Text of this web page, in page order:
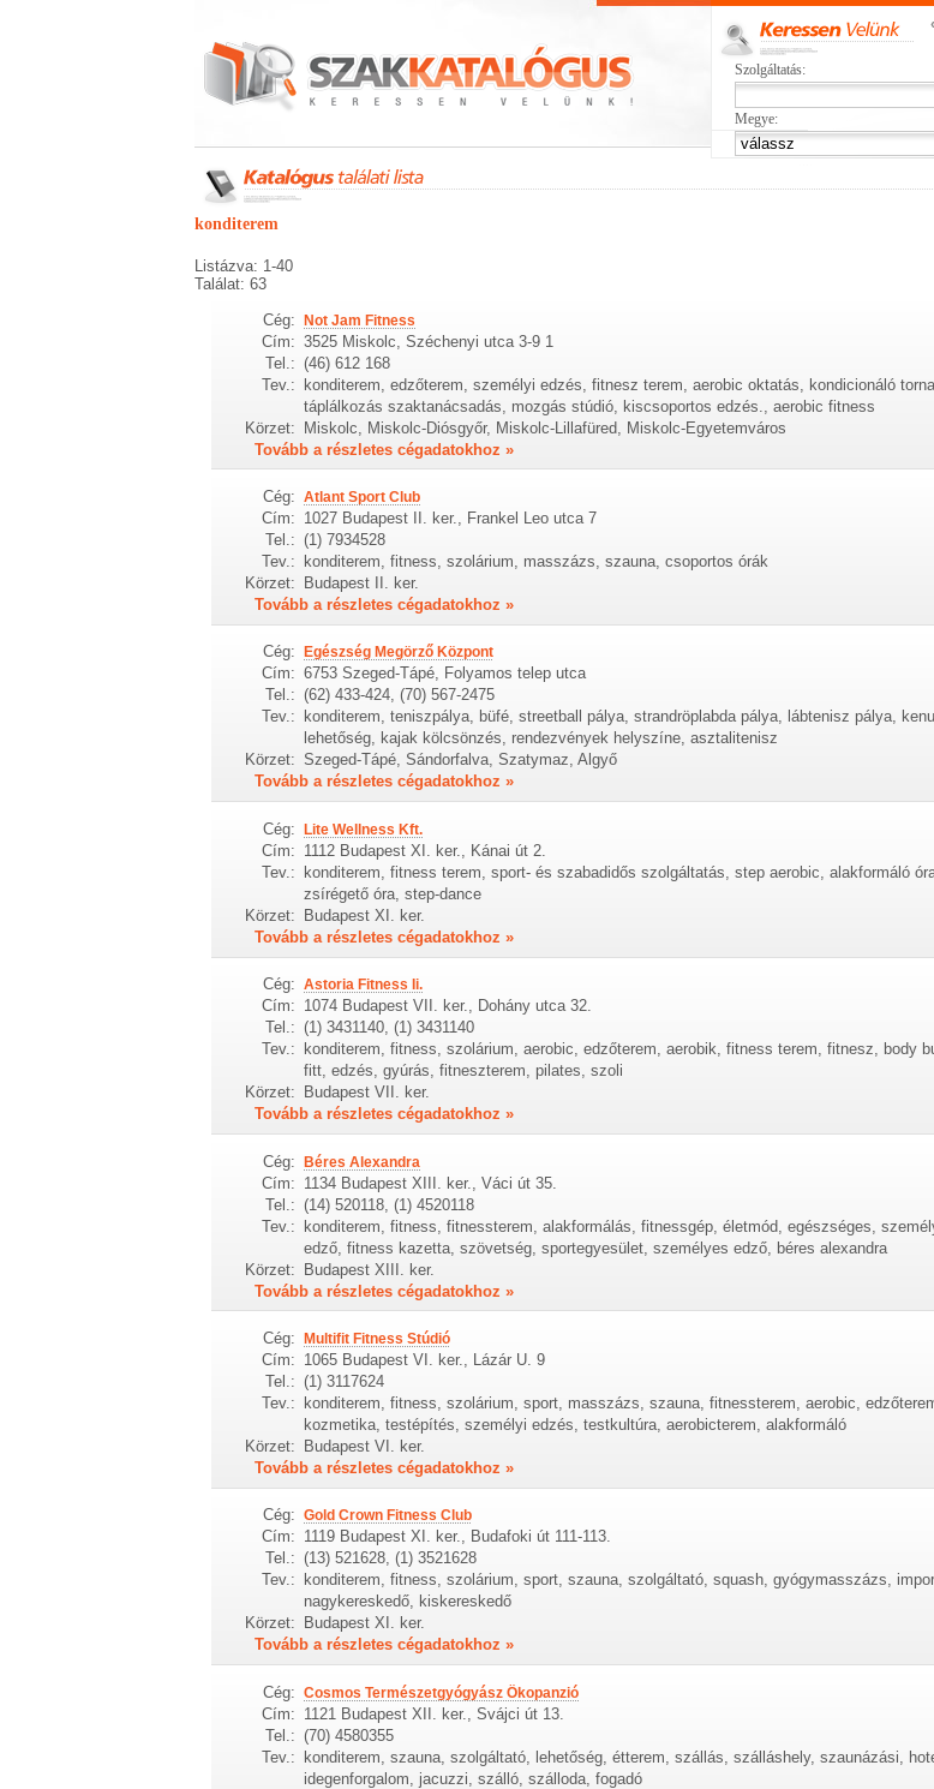
Szolgáltatás:
Megye:
konditerem
Listázva: 1-40
Találat: 63
Cég: Not Jam Fitness
Cím: 3525 Miskolc, Széchenyi utca 3-9 1
Tel.: (46) 612 168
Tev.: konditerem, edzőterem, személyi edzés, fitnesz terem, aerobic oktatás, kondicionáló torna,
táplálkozás szaktanácsadás, mozgás stúdió, kiscsoportos edzés., aerobic fitness
Körzet: Miskolc, Miskolc-Diósgyőr, Miskolc-Lillafüred, Miskolc-Egyetemváros
Tovább a részletes cégadatokhoz »
Cég: Atlant Sport Club
Cím: 1027 Budapest II. ker., Frankel Leo utca 7
Tel.: (1) 7934528
Tev.:
konditerem, fitness, szolárium, masszázs, szauna, csoportos órák
Körzet:
Budapest II. ker.
Tovább a részletes cégadatokhoz »
Cég: Egészség Megörző Központ
Cím: 6753 Szeged-Tápé, Folyamos telep utca
Tel.: (62) 433-424, (70) 567-2475
Tev.:
konditerem, teniszpálya, büfé, streetball pálya, strandröplabda pálya, lábtenisz pálya,
lehetőség, kajak kölcsönzés, rendezvények helyszíne, asztalitenisz
Körzet: Szeged-Tápé, Sándorfalva, Szatymaz, Algyő
Tovább a részletes cégadatokhoz »
Cég: Lite Wellness Kft.
Cím: 1112 Budapest XI. ker., Kánai út 2.
Tev.:
konditerem, fitness terem, sport- és szabadidős szolgáltatás, step aerobic, alakformáló
zsírégető óra, step-dance
Körzet:
Budapest XI. ker.
Tovább a részletes cégadatokhoz »
Cég: Astoria Fitness Ii.
Cím: 1074 Budapest VII. ker., Dohány utca 32.
Tel.: (1) 3431140, (1) 3431140
Tev.:
konditerem, fitness, szolárium, aerobic, edzőterem, aerobik, fitness terem, fitnesz, body
fitt, edzés, gyúrás, fitneszterem, pilates, szoli
Körzet:
Budapest VII. ker.
Tovább a részletes cégadatokhoz »
Cég: Béres Alexandra
Cím: 1134 Budapest XIII. ker., Váci út 35.
Tel.: (14) 520118, (1) 4520118
Tev.: konditerem, fitness, fitnessterem, alakformálás, fitnessgép, életmód, egészséges,
edző, fitness kazetta, szövetség, sportegyesület, személyes edző, béres alexandra
Körzet: Budapest XIII. ker.
Tovább a részletes cégadatokhoz »
Cég: Multifit Fitness Stúdió
Cím: 1065 Budapest VI. ker., Lázár U. 9
Tel.: (1) 3117624
Tev.:
konditerem, fitness, szolárium, sport, masszázs, szauna, fitnessterem, aerobic,
kozmetika, testépítés, személyi edzés, testkultúra, aerobicterem, alakformáló
Körzet:
Budapest VI. ker.
Tovább a részletes cégadatokhoz »
Cég: Gold Crown Fitness Club
Cím: 1119 Budapest XI. ker., Budafoki út 111-113.
Tel.: (13) 521628, (1) 3521628
Tev.:
konditerem, fitness, szolárium, sport, szauna, szolgáltató, squash, gyógymasszázs,
nagykereskedő, kiskereskedő
Körzet:
Budapest XI. ker.
Tovább a részletes cégadatokhoz »
Cég: Cosmos Természetgyógyász Ökopanzió
Cím: 1121 Budapest XII. ker., Svájci út 13.
Tel.: (70) 4580355
Tev.: konditerem, szauna, szolgáltató, lehetőség, étterem, szállás, szálláshely, szaunázási,
idegenforgalom, jacuzzi, szálló, szálloda, fogadó